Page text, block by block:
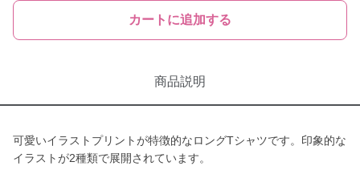
カートに追加する
商品説明
可愛いイラストプリントが特徴的なロングTシャツです。印象的な
イラストが2種類で展開されています。